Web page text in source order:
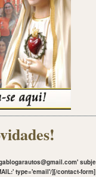
' type='email'/][/contact-form]